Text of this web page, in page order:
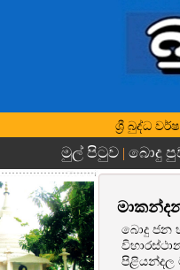
ශ්‍රී බුද්ධ
මුල් පිටුව | බොදු
බොදු ජන
පිළියන්දල